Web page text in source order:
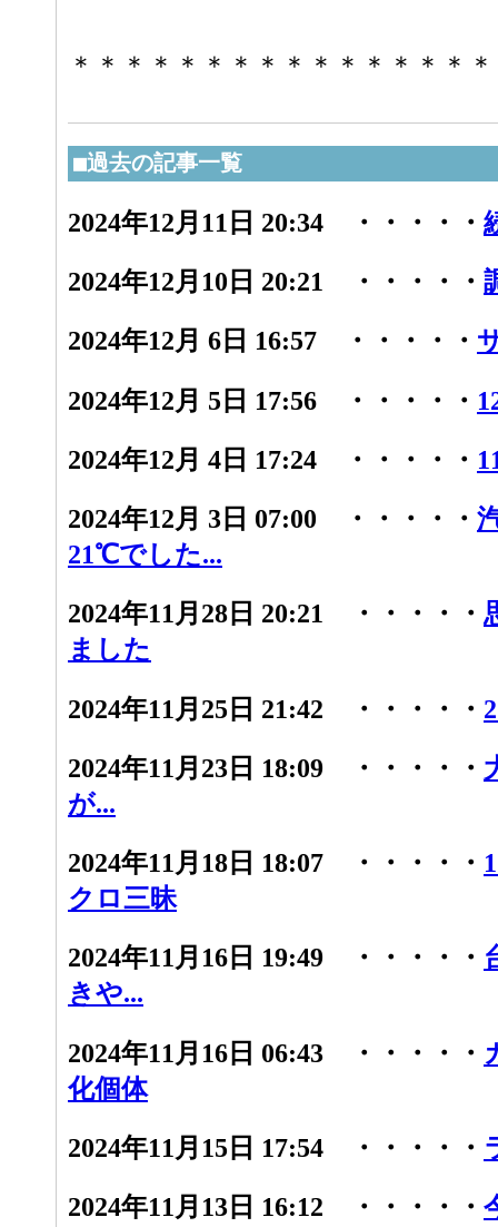
＊＊＊＊＊＊＊＊＊＊＊＊＊＊＊
■過去の記事一覧
2024年12月11日 20:34 ・・・・・
2024年12月10日 20:21 ・・・・・
2024年12月 6日 16:57 ・・・・・
2024年12月 5日 17:56 ・・・・・
2024年12月 4日 17:24 ・・・・・
2024年12月 3日 07:00 ・・・・・
21℃でした...
2024年11月28日 20:21 ・・・・・
ました
2024年11月25日 21:42 ・・・・・
2024年11月23日 18:09 ・・・・・
が...
2024年11月18日 18:07 ・・・・・
クロ三昧
2024年11月16日 19:49 ・・・・・
きや...
2024年11月16日 06:43 ・・・・・
化個体
2024年11月15日 17:54 ・・・・・
2024年11月13日 16:12 ・・・・・